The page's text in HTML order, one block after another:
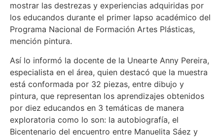
mostrar las destrezas y experiencias adquiridas por
los educandos durante el primer lapso académico del
Programa Nacional de Formación Artes Plásticas,
mención pintura.
Así lo informó la docente de la Unearte Anny Pereira,
especialista en el área, quien destacó que la muestra
está conformada por 32 piezas, entre dibujo y
pintura, que representan los aprendizajes obtenidos
por diez educandos en 3 temáticas de manera
exploratoria como lo son: la autobiografía, el
Bicentenario del encuentro entre Manuelita Sáez y